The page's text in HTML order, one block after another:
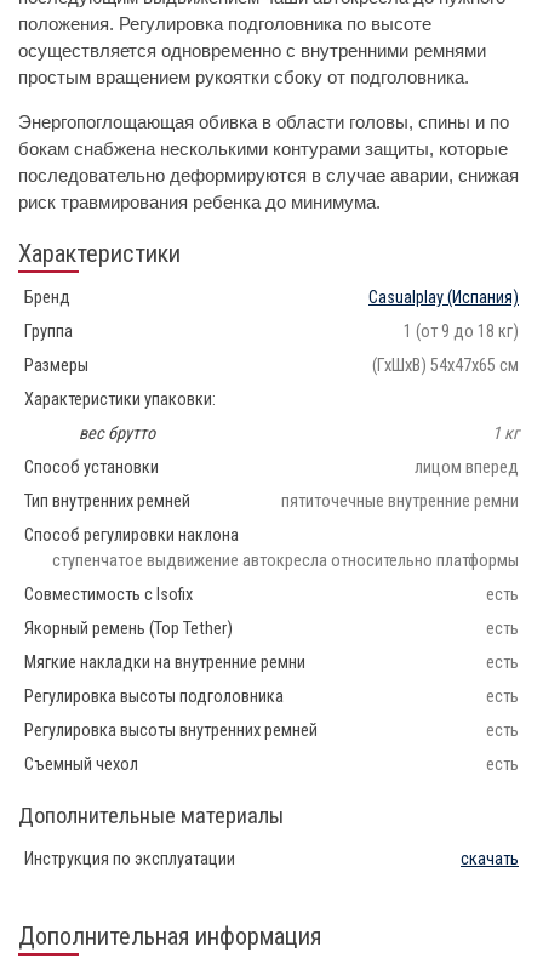
положения. Регулировка подголовника по высоте
осуществляется одновременно с внутренними ремнями
простым вращением рукоятки сбоку от подголовника.
Энергопоглощающая обивка в области головы, спины и по
бокам снабжена несколькими контурами защиты, которые
последовательно деформируются в случае аварии, снижая
риск травмирования ребенка до минимума.
Характеристики
Бренд Casualplay(Испания)
Группа
1 (от 9 до 18 кг)
Размеры
(ГхШхВ) 54х47х65 см
Характеристики упаковки:
вес брутто
1 кг
Способ установки
лицом вперед
Тип внутренних ремней
пятиточечные внутренние ремни
Способ регулировки наклона
ступенчатое выдвижение автокресла относительно платформы
Совместимость с Isofix
есть
Якорный ремень (Top Tether)
есть
Мягкие накладки на внутренние ремни
есть
Регулировка высоты подголовника
есть
Регулировка высоты внутренних ремней
есть
Съемный чехол
есть
Дополнительные материалы
Инструкция по эксплуатации скачать
Дополнительная информация